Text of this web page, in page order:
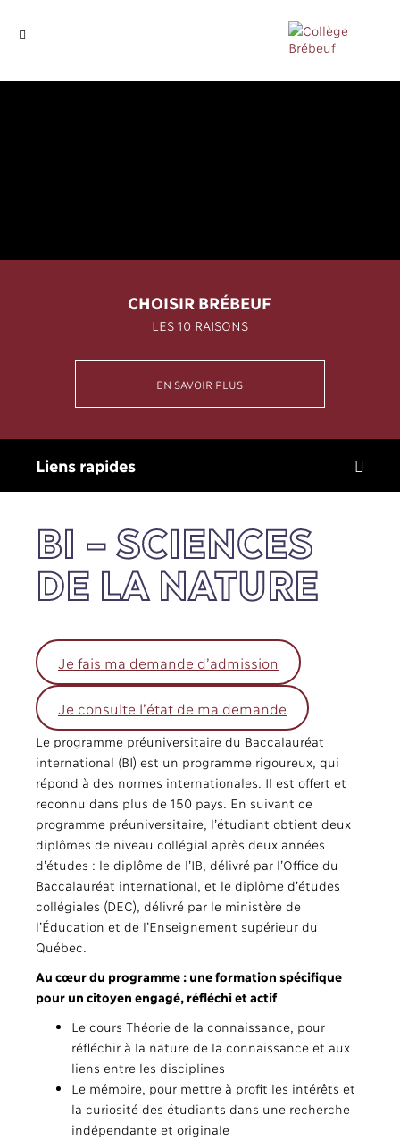
CHOISIR BRÉBEUF
LES 10 RAISONS
EN SAVOIR PLUS
BI – SCIENCES
DE LA NATURE
Liens rapides
Je fais ma demande d’admission
Je consulte l’état de ma demande
Le programme préuniversitaire du Baccalauréat
international (BI) est un programme rigoureux, qui
répond à des normes internationales. Il est offert et
reconnu dans plus de 150 pays. En suivant ce
programme préuniversitaire, l’étudiant obtient deux
diplômes de niveau collégial après deux années
d’études : le diplôme de l’IB, délivré par l’Office du
Baccalauréat international, et le diplôme d’études
collégiales (DEC), délivré par le ministère de
l’Éducation et de l’Enseignement supérieur du
Québec.
Au cœur du programme : une formation spécifique
pour un citoyen engagé, réfléchi et actif
Le cours Théorie de la connaissance, pour
réfléchir à la nature de la connaissance et aux
liens entre les disciplines
Le mémoire, pour mettre à profit les intérêts et
la curiosité des étudiants dans une recherche
indépendante et originale